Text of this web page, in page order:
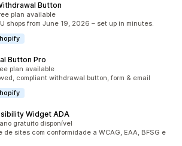
Button
ao todo
plan available
shops from June 19, 2026 – set up in minutes.
Button Pro
ao todo
plan available
compliant withdrawal button, form & email
Widget ADA
ao todo
gratuito disponível
sites com conformidade a WCAG, EAA, BFSG e